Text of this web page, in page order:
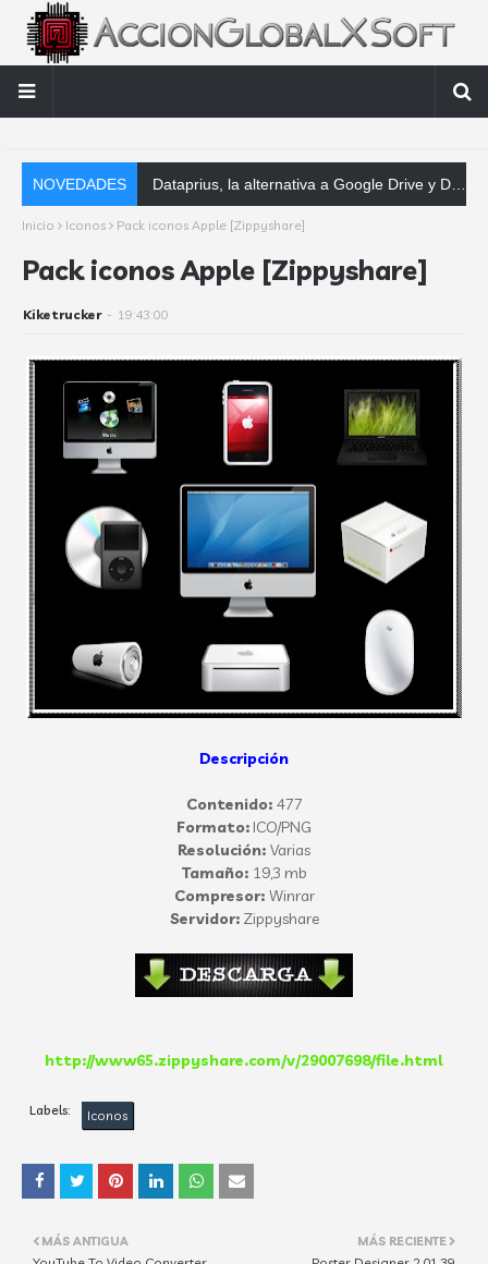
NOVEDADES Dataprius, la alternativa a Google Drive y Dropbox que las empresas deberían conocer
Inicio Iconos Pack iconos Apple [Zippyshare]
Pack iconos Apple [Zippyshare]
Kiketrucker - 19:43:00
Descripción
Contenido: 477
Formato: ICO/PNG
Resolución: Varias
Tamaño: 19,3 mb
Compresor: Winrar
Servidor:Zippyshare
http://www65.zippyshare.com/v/29007698/file.html
Labels: Iconos
MÁS RECIENTE
MÁS ANTIGUA